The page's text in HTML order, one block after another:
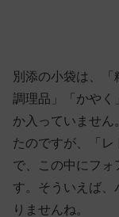
別添の小袋は、「
調理品」「かやく
か入っていません
たのですが、「レ
で、この中にフ
す。そういえば、
りませんね。